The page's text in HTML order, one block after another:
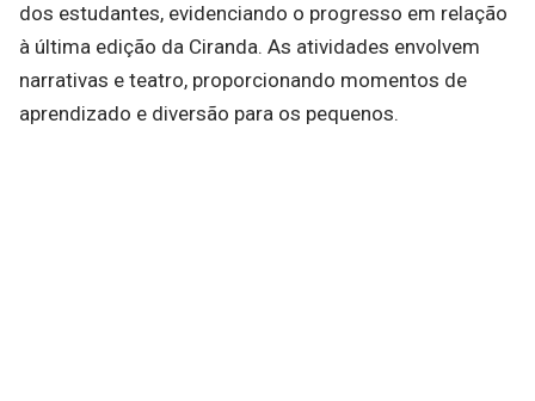
dos estudantes, evidenciando o progresso em relação
à última edição da Ciranda. As atividades envolvem
narrativas e teatro, proporcionando momentos de
aprendizado e diversão para os pequenos.